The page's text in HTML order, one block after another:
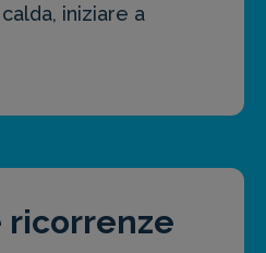
iniziare a
ricorrenze